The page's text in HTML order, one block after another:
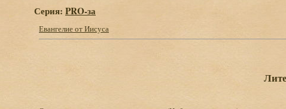
Серия: PRO-за
Евангелие от Иисуса